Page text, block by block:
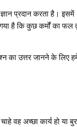
प्रदान करता है। इसमें
है कि कुछ कर्मों का फल
का उत्तर जानने के लिए
वह अच्छा कार्य हो या